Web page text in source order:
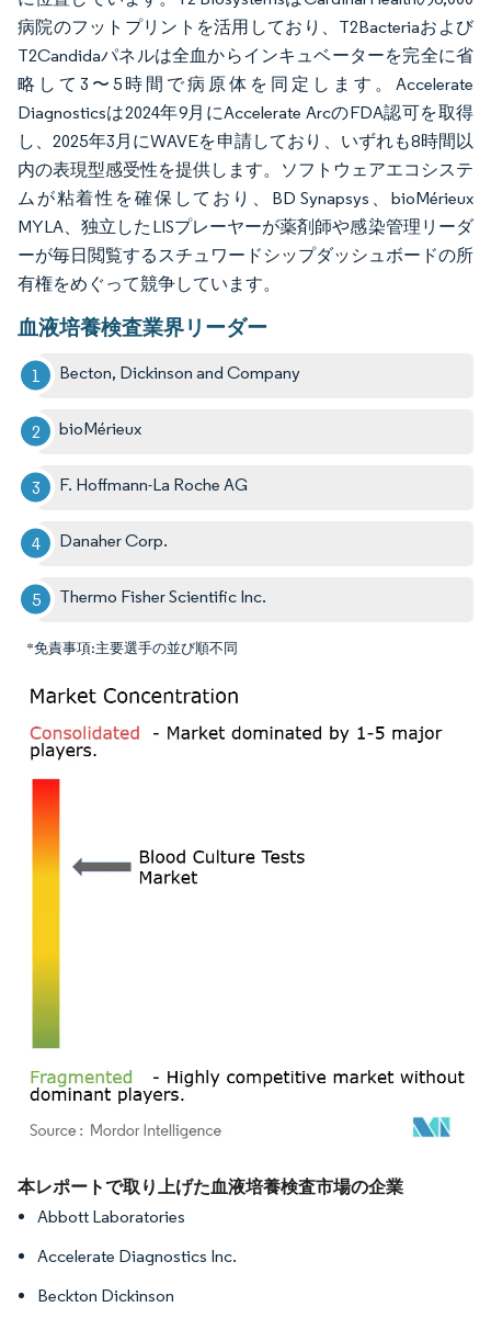
病院のフットプリントを活用しており、T2Bacteriaおよび
T2Candidaパネルは全血からインキュベーターを完全に省
略して3〜5時間で病原体を同定します。Accelerate
Diagnosticsは2024年9月にAccelerate ArcのFDA認可を取得
し、2025年3月にWAVEを申請しており、いずれも8時間以
内の表現型感受性を提供します。ソフトウェアエコシステ
ムが粘着性を確保しており、BD Synapsys、bioMérieux
MYLA、独立したLISプレーヤーが薬剤師や感染管理リーダ
ーが毎日閲覧するスチュワードシップダッシュボードの所
有権をめぐって競争しています。
血液培養検査業界リーダー
Becton, Dickinson and Company
bioMérieux
F. Hoffmann-La Roche AG
Danaher Corp.
Thermo Fisher Scientific Inc.
*免責事項:主要選手の並び順不同
画像 © Mordor Intelligence。再利用にはCC BY 4.0の表示が必要です。
本レポートで取り上げた血液培養検査市場の企業
Abbott Laboratories
Accelerate Diagnostics Inc.
Beckton Dickinson